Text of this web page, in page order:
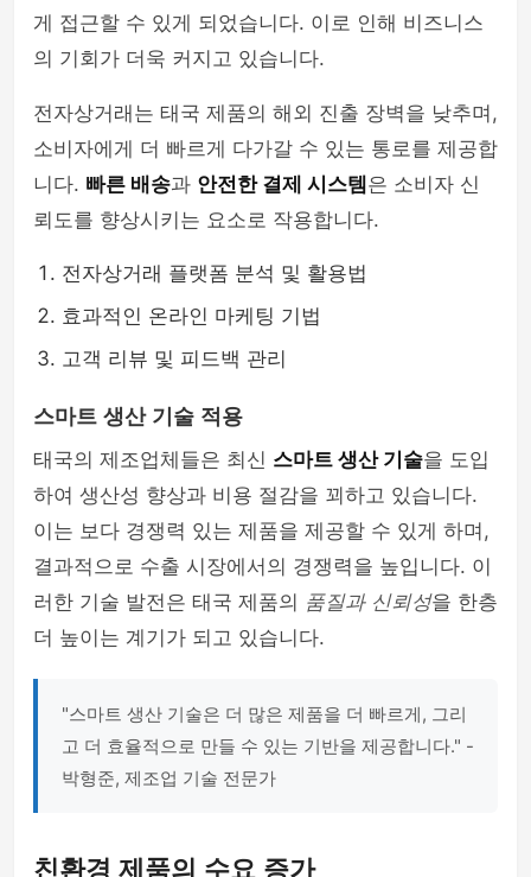
게 접근할 수 있게 되었습니다. 이로 인해 비즈니스
의 기회가 더욱 커지고 있습니다.
전자상거래는 태국 제품의 해외 진출 장벽을 낮추며,
소비자에게 더 빠르게 다가갈 수 있는 통로를 제공합
니다. 빠른 배송과 안전한 결제 시스템 은 소비자 신
뢰도를 향상시키는 요소로 작용합니다.
전자상거래 플랫폼 분석 및 활용법
효과적인 온라인 마케팅 기법
고객 리뷰 및 피드백 관리
스마트 생산 기술 적용
태국의 제조업체들은 최신 스마트 생산 기술을 도입
하여 생산성 향상과 비용 절감을 꾀하고 있습니다.
이는 보다 경쟁력 있는 제품을 제공할 수 있게 하며,
결과적으로 수출 시장에서의 경쟁력을 높입니다. 이
러한 기술 발전은 태국 제품의 품질과 신뢰성을 한층
더 높이는 계기가 되고 있습니다.
"스마트 생산 기술은 더 많은 제품을 더 빠르게, 그리
고 더 효율적으로 만들 수 있는 기반을 제공합니다." -
박형준, 제조업 기술 전문가
친환경 제품의 수요 증가